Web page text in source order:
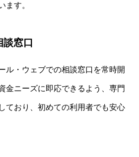
ます。
談窓口
ル・ウェブでの相談窓口を常時開
金ニーズに即応できるよう、専門
ており、初めての利用者でも安心